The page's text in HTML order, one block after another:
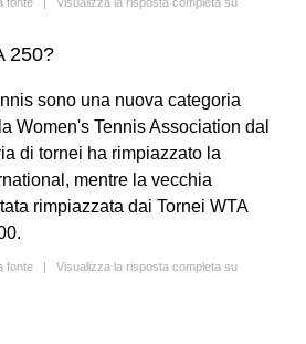
250?
sono una nuova categoria
Women's Tennis Association dal
di tornei ha rimpiazzato la
mentre la vecchia
rimpiazzata dai Tornei WTA
fonte | Visualizza la risposta completa su